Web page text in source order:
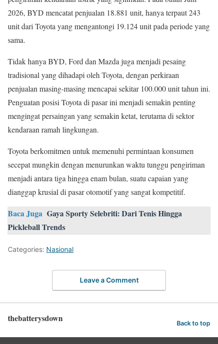
2026, BYD mencatat penjualan 18.881 unit, hanya terpaut 243
unit dari Toyota yang mengantongi 19.124 unit pada periode yang
sama.
Tidak hanya BYD, Ford dan Mazda juga menjadi pesaing
tradisional yang dihadapi oleh Toyota, dengan perkiraan
penjualan masing-masing mencapai sekitar 100.000 unit tahun ini.
Penguatan posisi Toyota di pasar ini menjadi semakin penting
mengingat persaingan yang semakin ketat, terutama di sektor
kendaraan ramah lingkungan.
Toyota berkomitmen untuk memenuhi permintaan konsumen
secepat mungkin dengan menurunkan waktu tunggu pengiriman
menjadi antara tiga hingga enam bulan, suatu capaian yang
dianggap krusial di pasar otomotif yang sangat kompetitif.
Baca Juga Gaya Sporty Selebriti: Dari Tenis Hingga
Pickleball Trends
Categories: Nasional
Leave a Comment
thebatterysdown Back to top